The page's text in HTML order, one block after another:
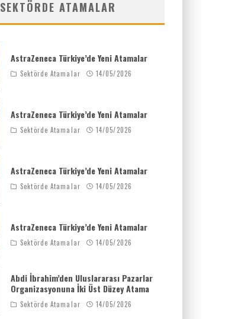
SEKTÖRDE ATAMALAR
AstraZeneca Türkiye’de Yeni Atamalar
Sektörde Atamalar 14/05/2026
AstraZeneca Türkiye’de Yeni Atamalar
Sektörde Atamalar 14/05/2026
AstraZeneca Türkiye’de Yeni Atamalar
Sektörde Atamalar 14/05/2026
AstraZeneca Türkiye’de Yeni Atamalar
Sektörde Atamalar 14/05/2026
Abdi İbrahim’den Uluslararası Pazarlar
Organizasyonuna İki Üst Düzey Atama
Sektörde Atamalar 14/05/2026